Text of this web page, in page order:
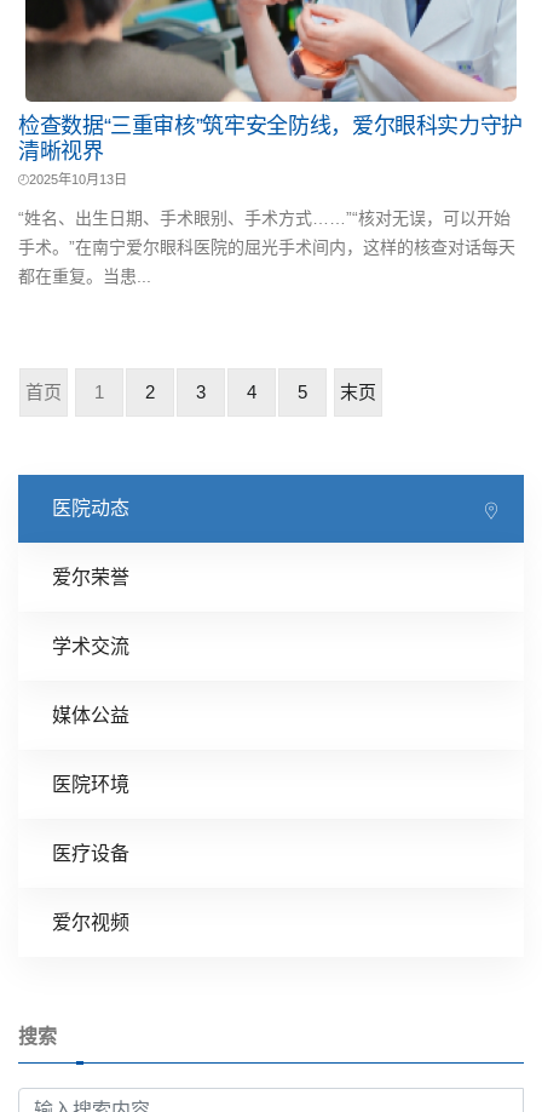
医院动态
爱尔荣誉
学术交流
媒体公益
医院环境
医疗设备
爱尔视频
搜索
检查数据“三重审核”筑牢安全防线，爱尔眼科实力守护
清晰视界
2025年10月13日
“姓名、出生日期、手术眼别、手术方式……”“核对无误，可以开始
手术。”在南宁爱尔眼科医院的屈光手术间内，这样的核查对话每天
都在重复。当患...
首页 1 2 3 4 5 末页